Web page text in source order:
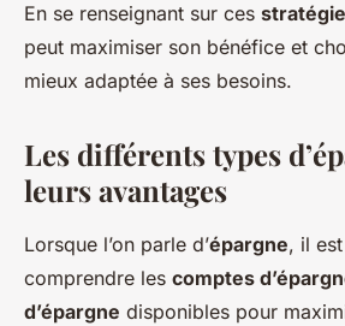
En se renseignant sur ces
peut maximiser son bénéfice et
mieux adaptée à ses besoins.
Les différents types
leurs avantages
Lorsque l’on parle d’épargne, il
comprendre les comptes
d’épargne disponibles pour